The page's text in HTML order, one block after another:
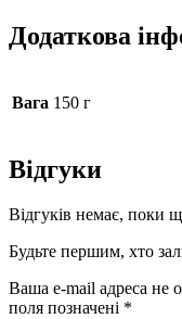
Додаткова
Вага 150 г
Відгуки
Відгуків немає, поки
Будьте першим, хто
Ваша e-mail адреса не
поля позначені *